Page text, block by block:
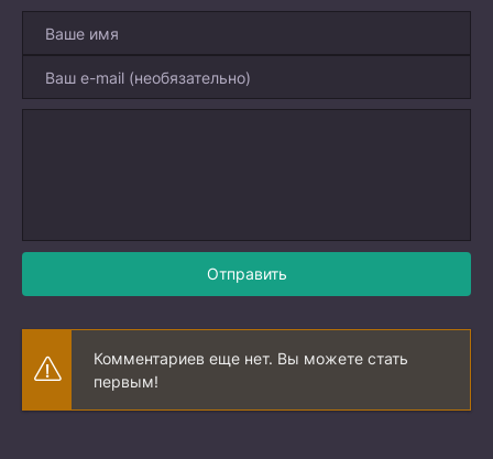
Отправить
Комментариев еще нет. Вы можете стать
первым!